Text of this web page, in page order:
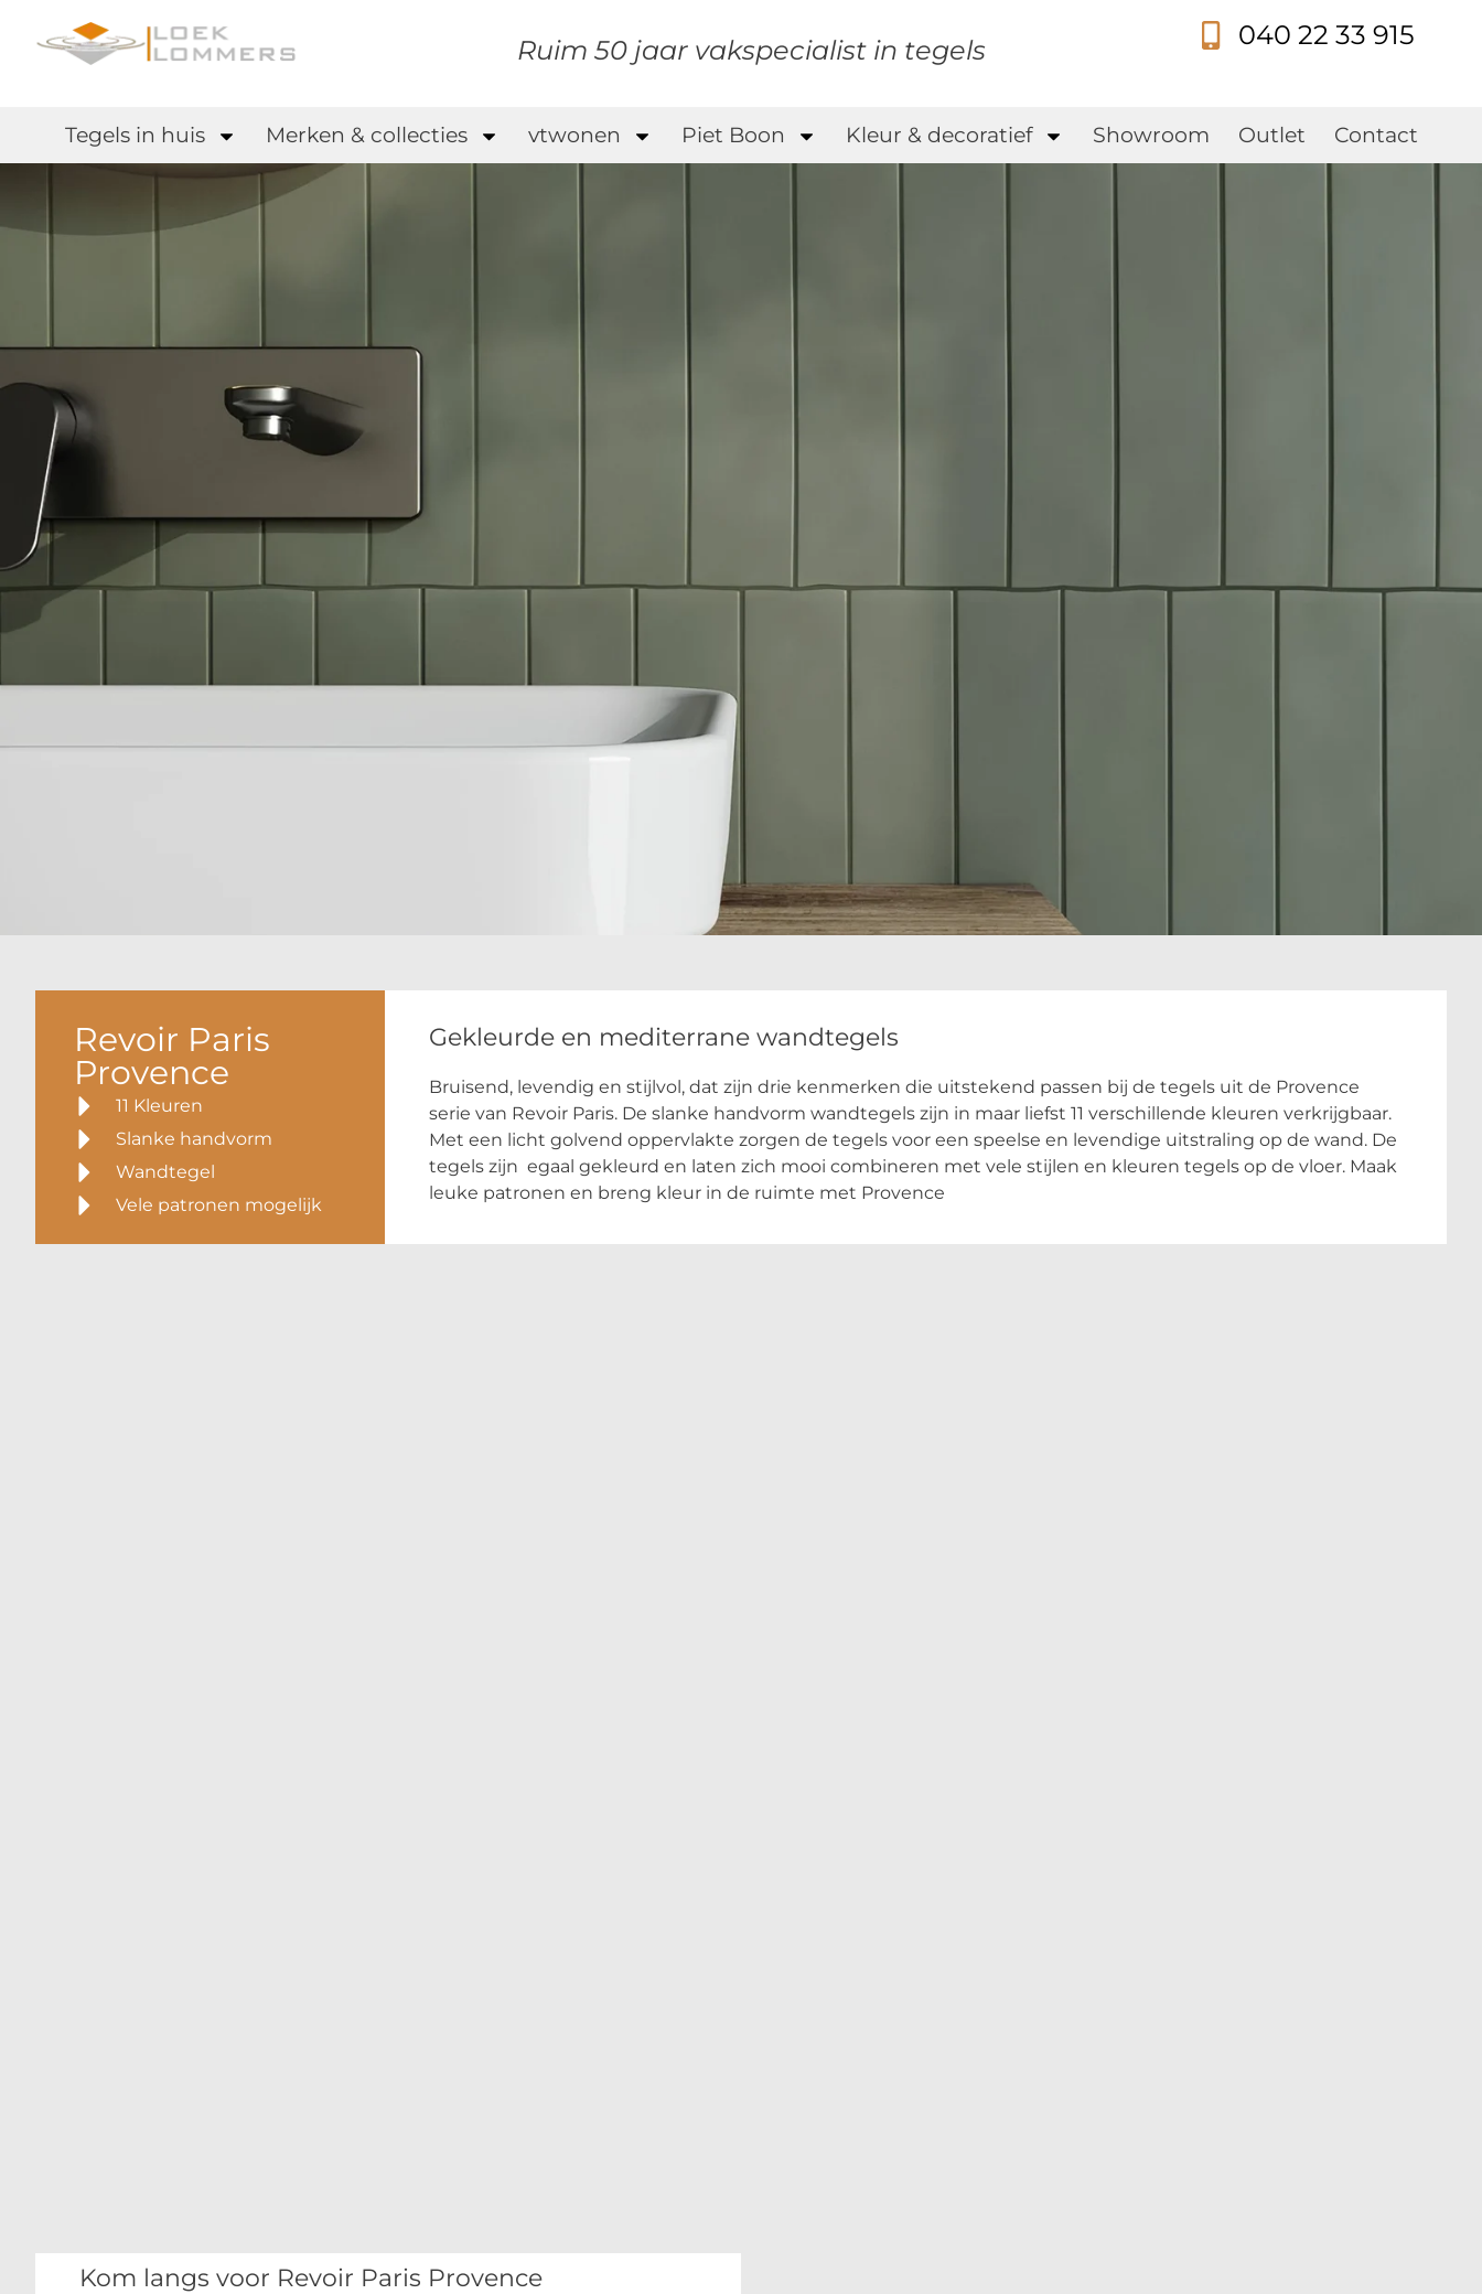
Ruim 50 jaar vakspecialist in tegels 040 22 33 915
Tegels in huis Merken & collecties vtwonen Piet Boon Kleur & decoratief Showroom Outlet Contact
Gekleurde en mediterrane wandtegels
Bruisend, levendig en stijlvol, dat zijn drie kenmerken die uitstekend passen bij de tegels uit de Provence
serie van Revoir Paris. De slanke handvorm wandtegels zijn in maar liefst 11 verschillende kleuren verkrijgbaar.
Met een licht golvend oppervlakte zorgen de tegels voor een speelse en levendige uitstraling op de wand. De
tegels zijn egaal gekleurd en laten zich mooi combineren met vele stijlen en kleuren tegels op de vloer. Maak
leuke patronen en breng kleur in de ruimte met Provence
Revoir Paris
Provence
11 Kleuren
Slanke handvorm
Wandtegel
Vele patronen mogelijk
Kom langs voor Revoir Paris Provence